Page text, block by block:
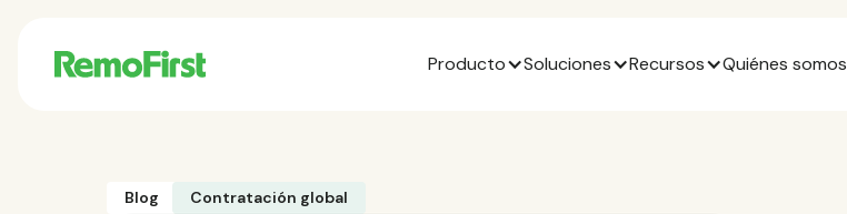
Producto Soluciones Recursos Quiénes somos
Blog Contratación global